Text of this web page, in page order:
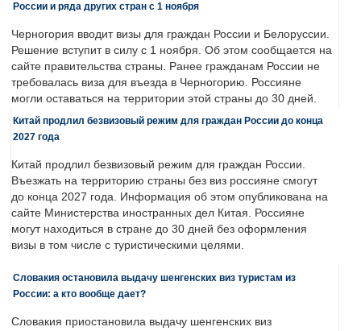
России и ряда других стран с 1 ноября
Черногория вводит визы для граждан России и Белоруссии.
Решение вступит в силу с 1 ноября. Об этом сообщается на
сайте правительства страны. Ранее гражданам России не
требовалась виза для въезда в Черногорию. Россияне
могли оставаться на территории этой страны до 30 дней.
Китай продлил безвизовый режим для граждан России до конца
2027 года
Китай продлил безвизовый режим для граждан России.
Въезжать на территорию страны без виз россияне смогут
до конца 2027 года. Информация об этом опубликована на
сайте Министерства иностранных дел Китая. Россияне
могут находиться в стране до 30 дней без оформления
визы в том числе с туристическими целями.
Словакия остановила выдачу шенгенских виз туристам из
России: а кто вообще дает?
Словакия приостановила выдачу шенгенских виз